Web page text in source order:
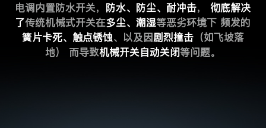
电调内置防水开关， 防水、防尘、耐冲击，彻底解决
了传统机械式开关在多尘、潮湿等恶劣环境下 频发的
簧片卡死、触点锈蚀、以及因剧烈撞击（如飞坡落
地） 而导致机械开关自动关闭等问题。